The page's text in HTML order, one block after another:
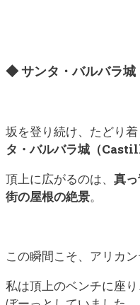
◆ サンタ・バルバラ城
坂を登り続け、たどり
タ・バルバラ城（
頂上に広がるのは、 真
街の屋根の絶景。
この瞬間こそ、アリカ
私は頂上のベンチに座